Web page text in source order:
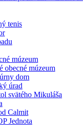
tenis
múzeum
obecné múzeum
dom
úrad
svätého Mikuláša
Calmit
Jednota